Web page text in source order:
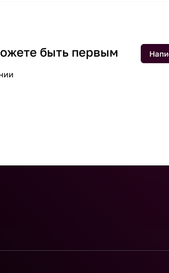
быть первым